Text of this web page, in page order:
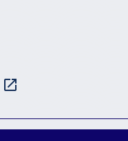
open_in_new